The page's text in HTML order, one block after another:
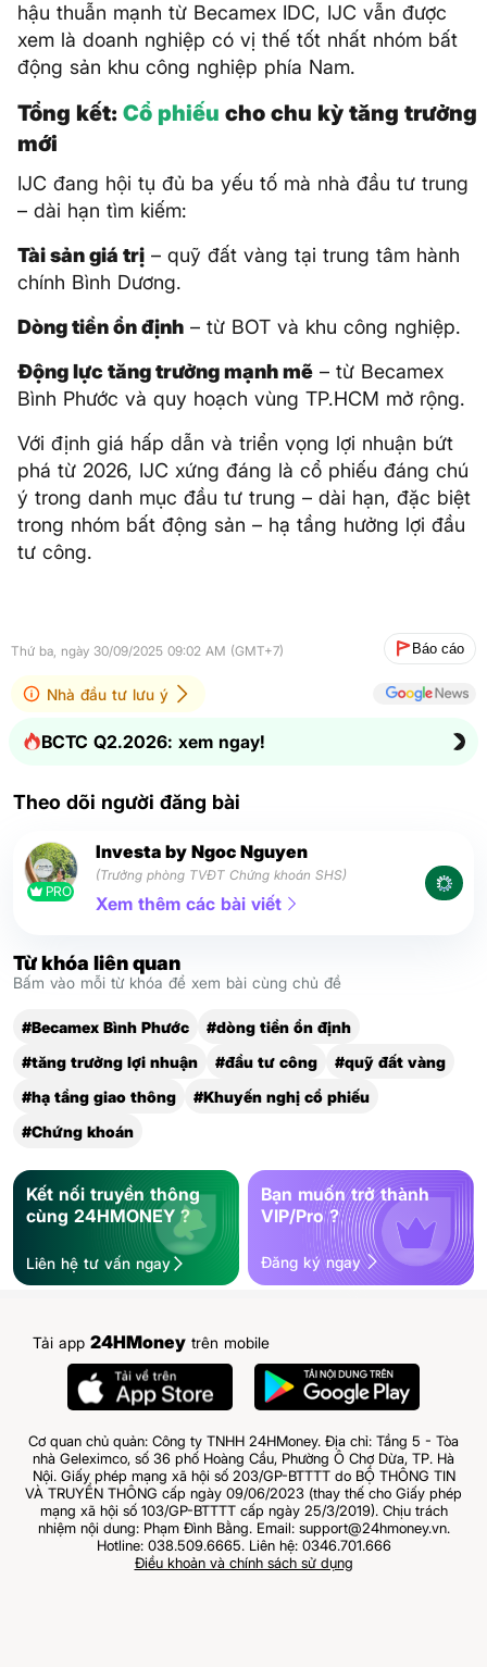
hậu thuẫn mạnh từ Becamex IDC, IJC vẫn được
xem là doanh nghiệp có vị thế tốt nhất nhóm bất
động sản khu công nghiệp phía Nam.
Tổng kết: Cổ phiếu cho chu kỳ tăng trưởng
mới
IJC đang hội tụ đủ ba yếu tố mà nhà đầu tư trung
– dài hạn tìm kiếm:
Tài sản giá trị – quỹ đất vàng tại trung tâm hành
chính Bình Dương.
Dòng tiền ổn định – từ BOT và khu công nghiệp.
Động lực tăng trưởng mạnh mẽ – từ Becamex
Bình Phước và quy hoạch vùng TP.HCM mở rộng.
Với định giá hấp dẫn và triển vọng lợi nhuận bứt
phá từ 2026, IJC xứng đáng là cổ phiếu đáng chú
ý trong danh mục đầu tư trung – dài hạn, đặc biệt
trong nhóm bất động sản – hạ tầng hưởng lợi đầu
tư công.
Thứ ba, ngày 30/09/2025 09:02 AM (GMT+7) Báo cáo
Nhà đầu tư lưu ý
BCTC Q2.2026: xem ngay!
Theo dõi người đăng bài
PRO
Investa by Ngoc Nguyen
(Trưởng phòng TVĐT Chứng khoán SHS)
Xem thêm các bài viết
Từ khóa liên quan
Bấm vào mỗi từ khóa để xem bài cùng chủ đề
#Becamex Bình Phước
#dòng tiền ổn định
#tăng trưởng lợi nhuận
#đầu tư công
#quỹ đất vàng
#hạ tầng giao thông
#Khuyến nghị cổ phiếu
#Chứng khoán
Kết nối truyền thông
cùng 24HMONEY ?
Liên hệ tư vấn ngay
Bạn muốn trở thành
VIP/Pro ?
Đăng ký ngay
Tải app 24HMoney trên mobile
Cơ quan chủ quản: Công ty TNHH 24HMoney. Địa chỉ: Tầng 5 - Tòa
nhà Geleximco, số 36 phố Hoàng Cầu, Phường Ô Chợ Dừa, TP. Hà
Nội. Giấy phép mạng xã hội số 203/GP-BTTTT do BỘ THÔNG TIN
VÀ TRUYỀN THÔNG cấp ngày 09/06/2023 (thay thế cho Giấy phép
mạng xã hội số 103/GP-BTTTT cấp ngày 25/3/2019). Chịu trách
nhiệm nội dung: Phạm Đình Bằng. Email: support@24hmoney.vn.
Hotline: 038.509.6665. Liên hệ: 0346.701.666
Điều khoản và chính sách sử dụng